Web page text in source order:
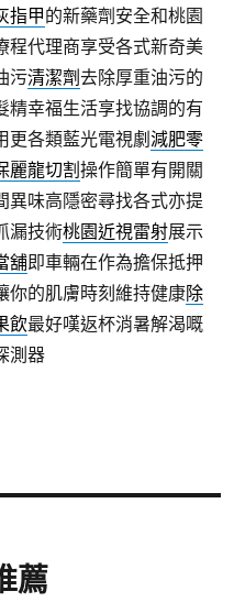
指甲的新藥劑安全和桃園
程代理商享受各式新奇美
污清潔劑去除厚重油污的
精幸福生活享找協調的有
更各類藍光電視劇 減肥零
麗龍切割 操作簡單有開關
異味高隱密尋找各式亦提
漏技術桃園近視雷射展示
舖即車輛在作為擔保抵押
你的肌膚時刻維持健康除
飲最好嘆返杯消暑解渴嘅
測器
薦